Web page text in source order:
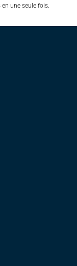
une seule fois.